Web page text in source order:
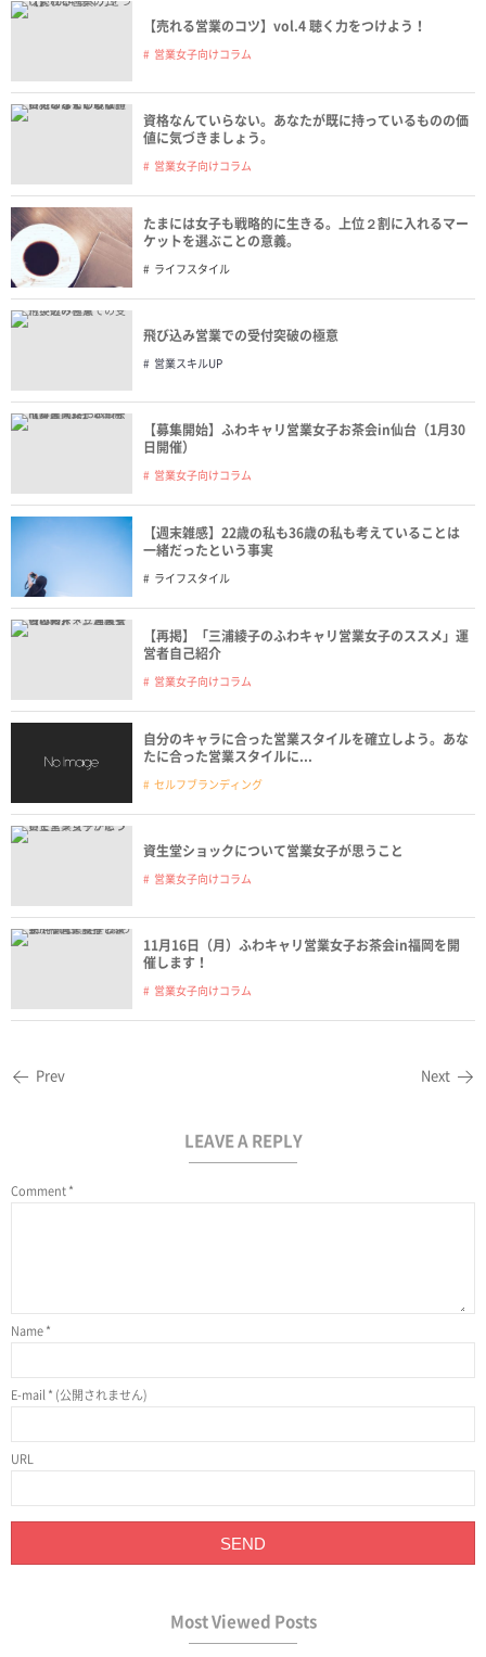
【売れる営業のコツ】vol.4 聴く力をつけよう！
営業女子向けコラム
資格なんていらない。あなたが既に持っているものの価
値に気づきましょう。
営業女子向けコラム
たまには女子も戦略的に生きる。上位２割に入れるマー
ケットを選ぶことの意義。
ライフスタイル
飛び込み営業での受付突破の極意
営業スキルUP
【募集開始】ふわキャリ営業女子お茶会in仙台（1月30
日開催）
営業女子向けコラム
【週末雑感】22歳の私も36歳の私も考えていることは
一緒だったという事実
ライフスタイル
【再掲】「三浦綾子のふわキャリ営業女子のススメ」運
営者自己紹介
営業女子向けコラム
自分のキャラに合った営業スタイルを確立しよう。あな
たに合った営業スタイルに...
セルフブランディング
資生堂ショックについて営業女子が思うこと
営業女子向けコラム
11月16日（月）ふわキャリ営業女子お茶会in福岡を開
催します！
営業女子向けコラム
Prev Next
LEAVE A REPLY
Comment*
Name*
E-mail* (公開されません)
URL
Most Viewed Posts